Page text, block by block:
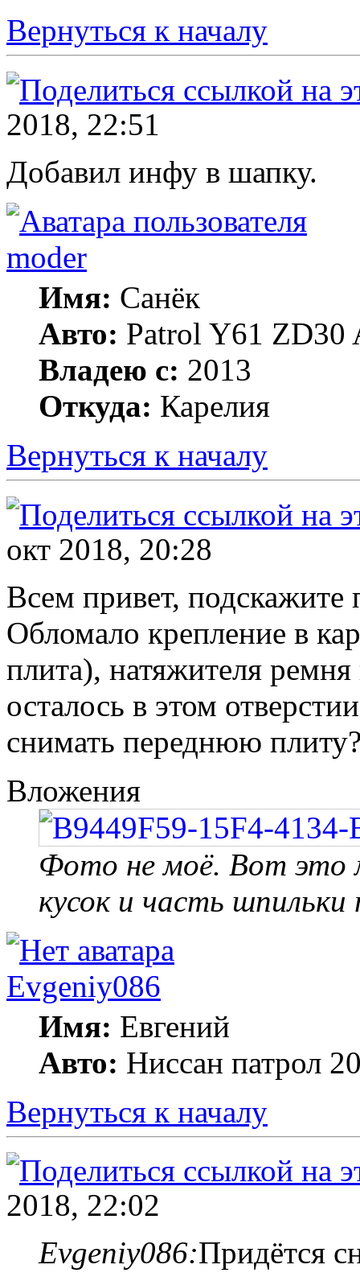
Вернуться к началу
2018, 22:51
Добавил инфу в шапку.
moder
Имя: Санёк
Авто: Patrol Y61 ZD30
Владею с: 2013
Откуда: Карелия
Вернуться к началу
окт 2018, 20:28
Всем привет, подскажите
Обломало крепление в
плита), натяжителя
осталось в этом
снимать переднюю
Вложения
Фото не моё. Вот это
кусок и часть
Evgeniy086
Имя: Евгений
Авто: Ниссан патрол
Вернуться к началу
2018, 22:02
Evgeniy086:Придётся